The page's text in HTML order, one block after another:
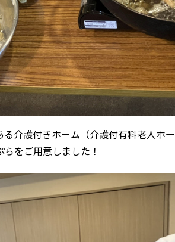
介護付きホーム（介護付有料老人ホ
をご用意しました！